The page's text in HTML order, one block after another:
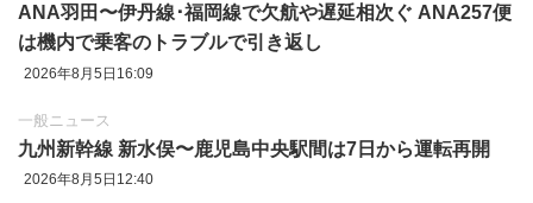
ANA羽田〜伊丹線･福岡線で欠航や遅延相次ぐ ANA257便
は機内で乗客のトラブルで引き返し
2026年8月5日16:09
一般ニュース
九州新幹線 新水俣〜鹿児島中央駅間は7日から運転再開
2026年8月5日12:40